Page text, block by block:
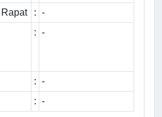
: -
: -
: -
: -